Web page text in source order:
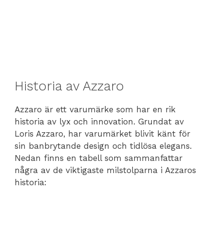
Historia av Azzaro
Azzaro är ett varumärke som har en rik
historia av lyx och innovation. Grundat av
Loris Azzaro, har varumärket blivit känt för
sin banbrytande design och tidlösa elegans.
Nedan finns en tabell som sammanfattar
några av de viktigaste milstolparna i Azzaros
historia: